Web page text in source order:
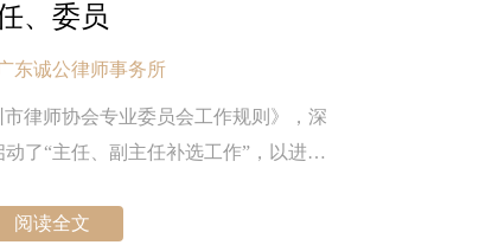
、委员
东诚公律师事务所
市律师协会专业委员会工作规则》，深
了“主任、副主任补选工作”，以进一
黎泰君律师当选为个人破产法律专业
阅读全文